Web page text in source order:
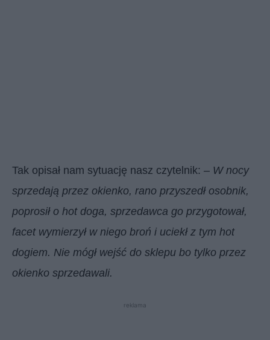
Tak opisał nam sytuację nasz czytelnik: – W nocy
sprzedają przez okienko, rano przyszedł osobnik,
poprosił o hot doga, sprzedawca go przygotował,
facet wymierzył w niego broń i uciekł z tym hot
dogiem. Nie mógł wejść do sklepu bo tylko przez
okienko sprzedawali.
reklama